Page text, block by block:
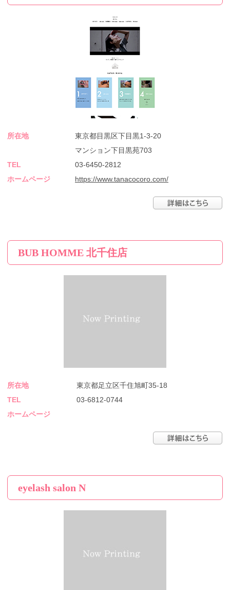
所在地
東京都目黒区下目黒1-3-20
マンション下目黒苑703
TEL
03-6450-2812
ホームページ
https://www.tanacocoro.com/
BUB HOMME 北千住店
所在地
東京都足立区千住旭町35-18
TEL
03-6812-0744
ホームページ
eyelash salon N